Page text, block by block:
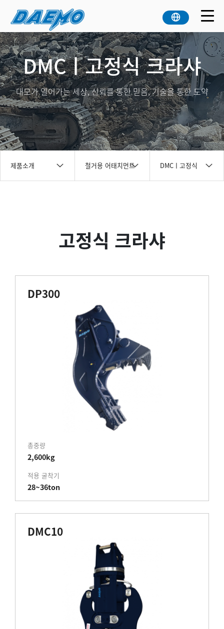
DMCㅣ고정식 크라샤
대모가 열어가는 세상, 신뢰를 통한 믿음, 기술을 통한 도약
제품소개 철거용 어태치먼트 DMCㅣ고정식
고정식 크라샤
DP300
총중량
2,600kg
적용 굴착기
28~36ton
DMC10